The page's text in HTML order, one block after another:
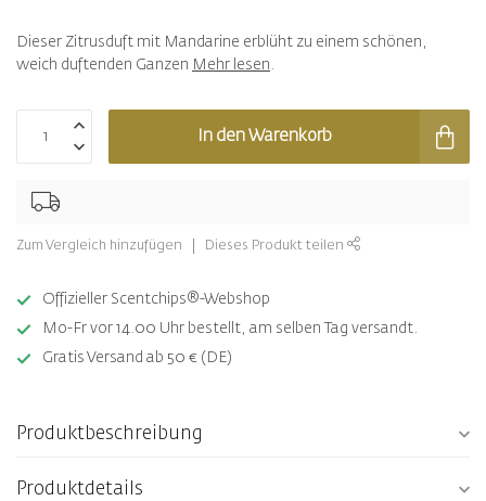
Dieser Zitrusduft mit Mandarine erblüht zu einem schönen,
weich duftenden Ganzen Mehr lesen .
In den Warenkorb
Zum Vergleich hinzufügen Dieses Produkt teilen
Offizieller Scentchips®-Webshop
Mo-Fr vor 14.00 Uhr bestellt, am selben Tag versandt.
Gratis Versand ab 50 € (DE)
Produktbeschreibung
Produktdetails